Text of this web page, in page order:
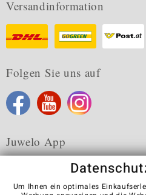
Versandinformation
Folgen Sie uns auf
Juwelo App
Um Ihnen ein optimales